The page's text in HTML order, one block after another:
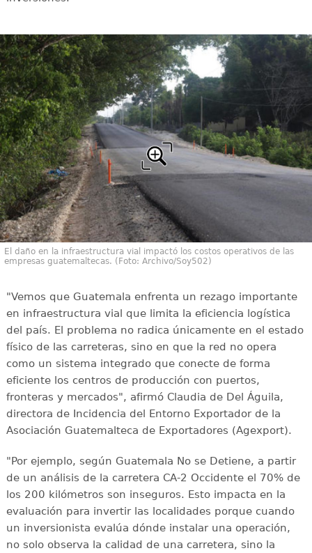
El daño en la infraestructura vial impactó los costos operativos de las
empresas guatemaltecas. (Foto: Archivo/Soy502)
"Vemos que Guatemala enfrenta un rezago importante
en infraestructura vial que limita la eficiencia logística
del país. El problema no radica únicamente en el estado
físico de las carreteras, sino en que la red no opera
como un sistema integrado que conecte de forma
eficiente los centros de producción con puertos,
fronteras y mercados", afirmó Claudia de Del Águila,
directora de Incidencia del Entorno Exportador de la
Asociación Guatemalteca de Exportadores (Agexport).
"Por ejemplo, según Guatemala No se Detiene, a partir
de un análisis de la carretera CA-2 Occidente el 70% de
los 200 kilómetros son inseguros. Esto impacta en la
evaluación para invertir las localidades porque cuando
un inversionista evalúa dónde instalar una operación,
no solo observa la calidad de una carretera, sino la